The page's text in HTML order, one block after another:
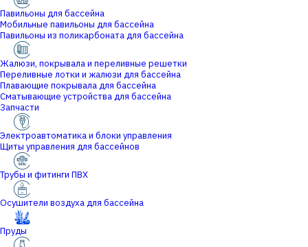
Павильоны для бассейна
Мобильные павильоны для бассейна
Павильоны из поликарбоната для бассейна
Жалюзи, покрывала и переливные решетки
Переливные лотки и жалюзи для бассейна
Плавающие покрывала для бассейна
Сматывающие устройства для бассейна
Запчасти
Электроавтоматика и блоки управления
Щиты управления для бассейнов
Трубы и фитинги ПВХ
Осушители воздуха для бассейна
Пруды